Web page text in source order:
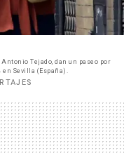
Tejado, dan un paseo por
en Sevilla (España).